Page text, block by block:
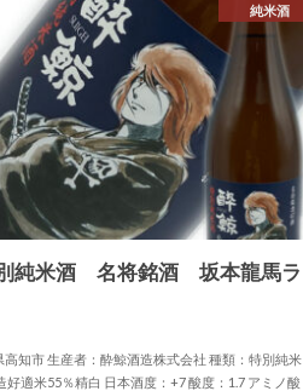
純米酒
純米酒 名将銘酒 坂本龍馬ラ
知市 生産者：酔鯨酒造株式会社 種類：特別純米
好適米55％精白 日本酒度：+7 酸度：1.7 アミノ酸